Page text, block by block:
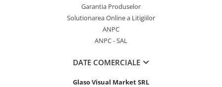
Garantia Produselor
Solutionarea Online a Litigiilor
ANPC
ANPC - SAL
DATE COMERCIALE
Glaso Visual Market SRL